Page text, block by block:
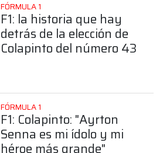
FÓRMULA 1
F1: la historia que hay
detrás de la elección de
Colapinto del número 43
FÓRMULA 1
F1: Colapinto: "Ayrton
Senna es mi ídolo y mi
héroe más grande"